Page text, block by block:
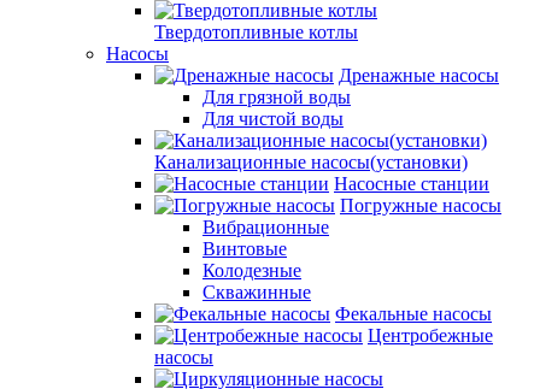
Твердотопливные котлы
Насосы
Дренажные насосы
Для грязной воды
Для чистой воды
Канализационные насосы(установки)
Насосные станции
Погружные насосы
Вибрационные
Винтовые
Колодезные
Скважинные
Фекальные насосы
Центробежные
насосы